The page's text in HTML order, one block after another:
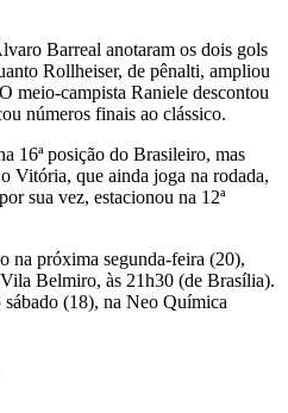
Barreal anotaram os dois gols
Rollheiser, de pênalti, ampliou
meio-campista Raniele descontou
números finais ao clássico.
16ª posição do Brasileiro, mas
Vitória, que ainda joga na rodada,
sua vez, estacionou na 12ª
na próxima segunda-feira (20),
Belmiro, às 21h30 (de Brasília).
(18), na Neo Química